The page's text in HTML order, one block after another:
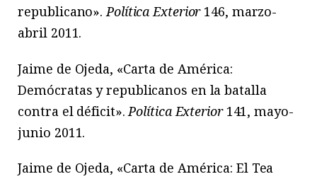
republicano».Política Exterior146, marzo-
abril 2011.
Jaime de Ojeda, «Carta de América:
Demócratas y republicanos en la batalla
contra el déficit». Política Exterior141, mayo-
junio 2011.
Jaime de Ojeda, «Carta de América: El Tea